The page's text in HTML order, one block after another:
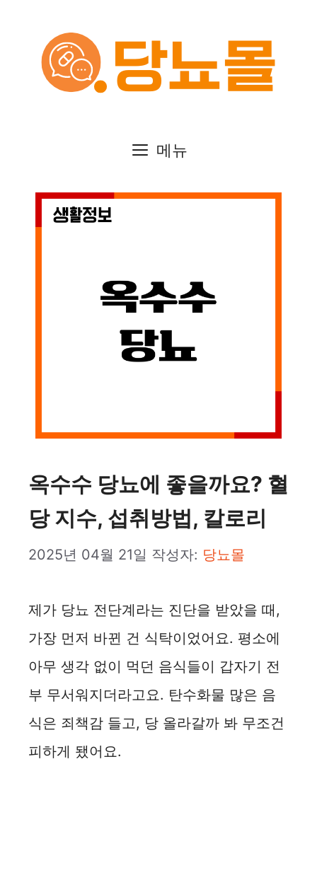
메뉴
옥수수 당뇨에 좋을까요? 혈
당 지수, 섭취방법, 칼로리
2025년 04월 21일 작성자: 당뇨몰
제가 당뇨 전단계라는 진단을 받았을 때,
가장 먼저 바뀐 건 식탁이었어요. 평소에
아무 생각 없이 먹던 음식들이 갑자기 전
부 무서워지더라고요. 탄수화물 많은 음
식은 죄책감 들고, 당 올라갈까 봐 무조건
피하게 됐어요.